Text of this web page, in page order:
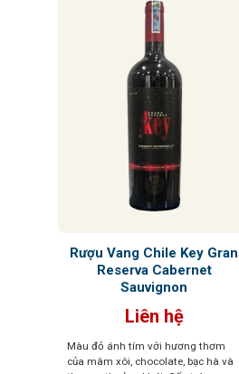
Rượu Vang Chile Key Gran
Reserva Cabernet
Sauvignon
Liên hệ
Màu đỏ ánh tím với hương thơm
của mâm xôi, chocolate, bạc hà và